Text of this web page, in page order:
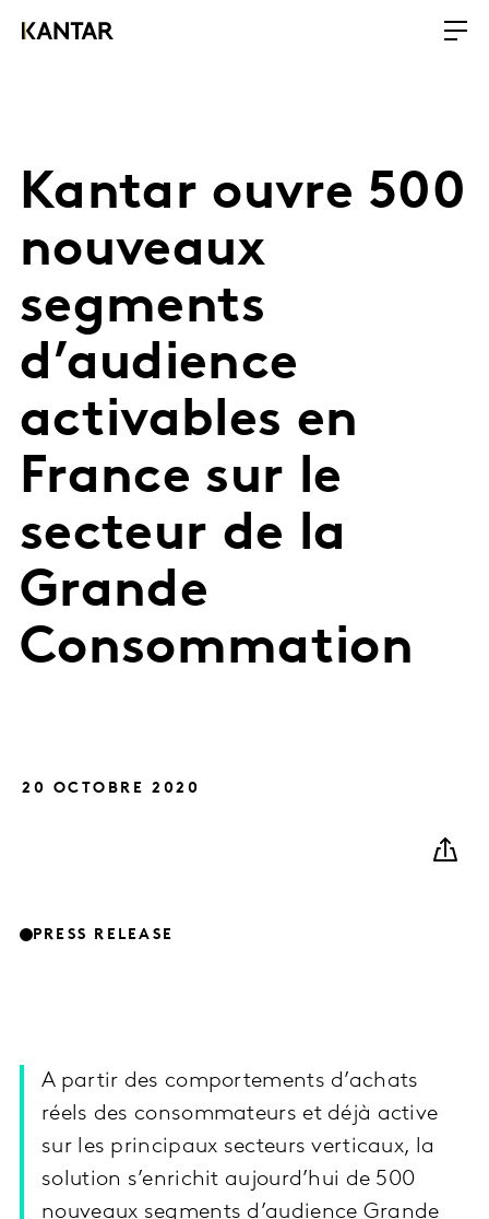
Kantar ouvre 500
nouveaux
segments
d’audience
activables en
France sur le
secteur de la
Grande
Consommation
20 OCTOBRE 2020
PRESS RELEASE
A partir des comportements d’achats
réels des consommateurs et déjà active
sur les principaux secteurs verticaux, la
solution s’enrichit aujourd’hui de 500
nouveaux segments d’audience Grande